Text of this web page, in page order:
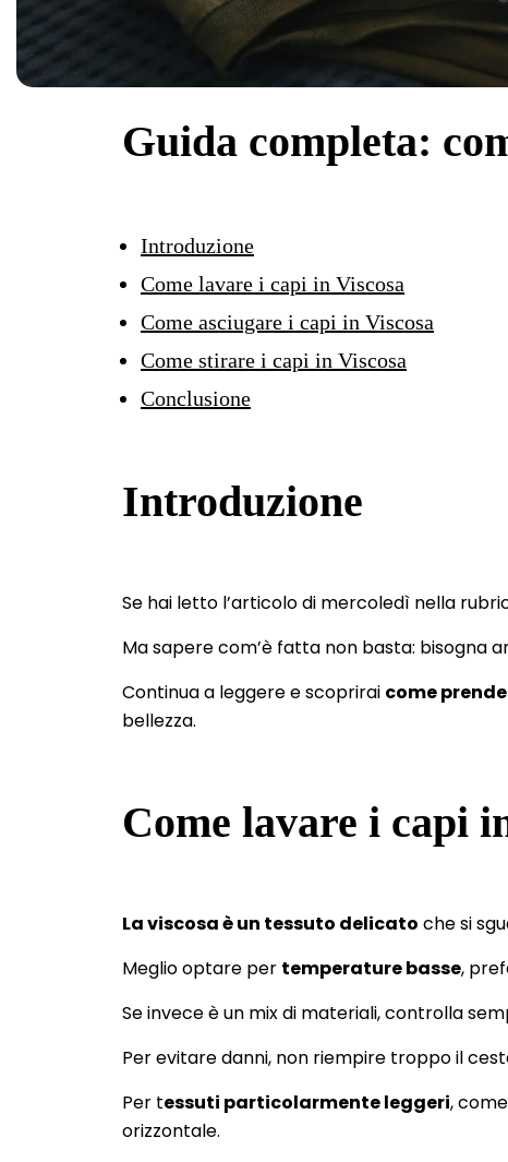
Guida completa:
Introduzione
Come lavare i capi in Viscosa
Come asciugare i capi in Viscosa
Come stirare i capi in Viscosa
Conclusione
Introduzione
Se hai letto l’articolo di mercoledì nella
Ma sapere com’è fatta non basta: bisogna
Continua a leggere e scoprirai come
bellezza.
Come lavare i capi
La viscosa è un tessuto delicato che si
Meglio optare per temperature basse,
Se invece è un mix di materiali, controlla
Per evitare danni, non riempire troppo il
Per tessuti particolarmente leggeri,
orizzontale.